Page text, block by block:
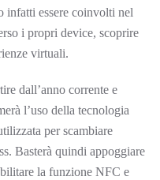
infatti essere coinvolti nel
i propri device, scoprire
virtuali.
dall’anno corrente e
l’uso della tecnologia
per scambiare
Basterà quindi appoggiare
la funzione NFC e